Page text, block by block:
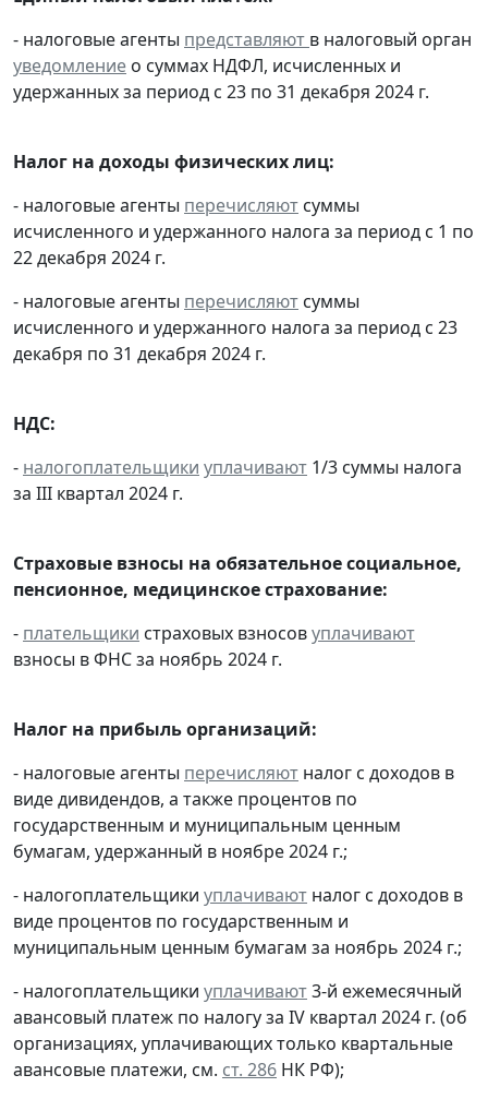
- налоговые агенты представляют в налоговый орган
уведомление о суммах НДФЛ, исчисленных и
удержанных за период с 23 по 31 декабря 2024 г.
Налог на доходы физических лиц:
- налоговые агенты перечисляют суммы
исчисленного и удержанного налога за период с 1 по
22 декабря 2024 г.
- налоговые агенты перечисляют суммы
исчисленного и удержанного налога за период с 23
декабря по 31 декабря 2024 г.
НДС:
- налогоплательщики уплачивают 1/3 суммы налога
за III квартал 2024 г.
Страховые взносы на обязательное социальное,
пенсионное, медицинское страхование:
- плательщики страховых взносовуплачивают
взносы в ФНС за ноябрь 2024 г.
Налог на прибыль организаций:
- налоговые агенты перечисляют налог с доходов в
виде дивидендов, а также процентов по
государственным и муниципальным ценным
бумагам, удержанный в ноябре 2024 г.;
- налогоплательщики уплачивают налог с доходов в
виде процентов по государственным и
муниципальным ценным бумагам за ноябрь 2024 г.;
- налогоплательщики уплачивают3-й ежемесячный
авансовый платеж по налогу за IV квартал 2024 г. (об
организациях, уплачивающих только квартальные
авансовые платежи, см. ст. 286 НК РФ);